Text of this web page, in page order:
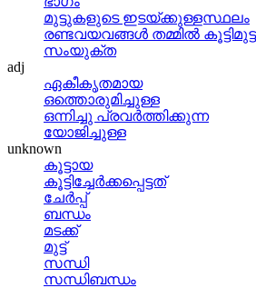
മുട്ടുകളുടെ ഇടയ്‌ക്കുള്ളസ്ഥലം
രണ്ടവയവങ്ങള്‍ തമ്മില്‍
സംയുക്ത
adj
ഏകീകൃതമായ
ഒത്തൊരുമിച്ചുള്ള
ഒന്നിച്ചു പ്രവര്‍ത്തിക്കുന്ന
യോജിച്ചുള്ള
unknown
കൂട്ടായ
കൂട്ടിച്ചേര്‍ക്കപ്പെട്ടത്
ചേര്‍പ്പ്
ബന്ധം
മടക്ക്
മുട്ട്
സന്ധി
സന്ധിബന്ധം